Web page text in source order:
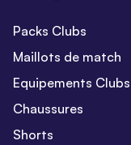
Packs Clubs
Maillots de match
Equipements Clubs
Chaussures
Shorts